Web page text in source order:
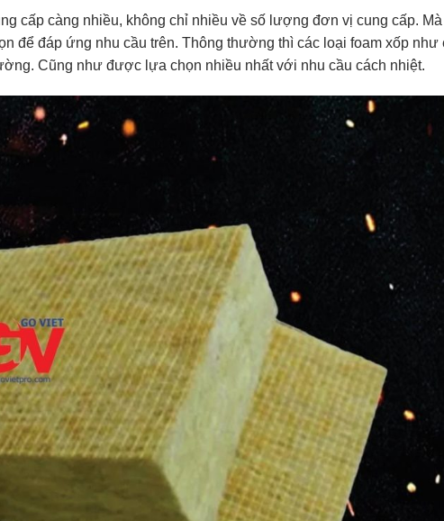
cấp càng nhiều, không chỉ nhiều về số lượng đơn vị cung cấp.
để đáp ứng nhu cầu trên. Thông thường thì các loại foam xốp như
Cũng như được lựa chọn nhiều nhất với nhu cầu cách nhiệt.